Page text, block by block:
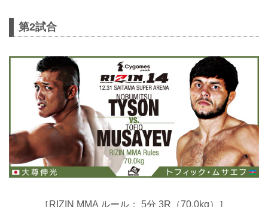
第2試合
［RIZIN MMA ルール： 5分 3R（70.0kg）］